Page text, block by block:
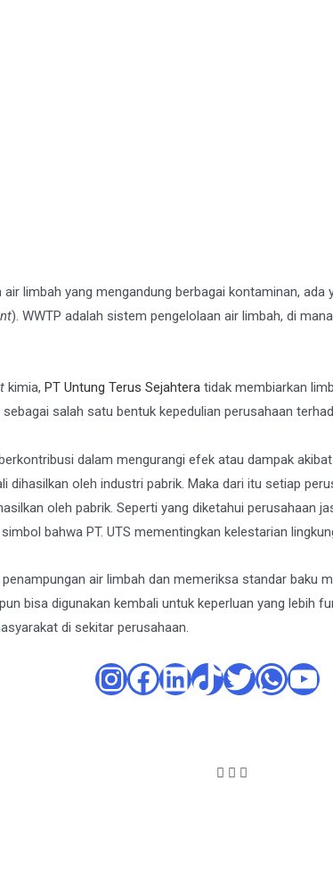
limbah yang mengandung berbagai kontaminan,
). WWTP adalah sistem pengelolaan air limbah, di
kimia, PT Untung Terus Sejahtera tidak membiarkan
salah satu bentuk kepedulian perusahaan
dalam mengurangi efek atau dampak
dihasilkan oleh industri pabrik. Maka dari itu setiap
oleh pabrik. Seperti yang diketahui perusahaan
bahwa PT. UTS mementingkan kelestarian
air limbah dan memeriksa standar baku
bisa digunakan kembali untuk keperluan yang lebih
di sekitar perusahaan.